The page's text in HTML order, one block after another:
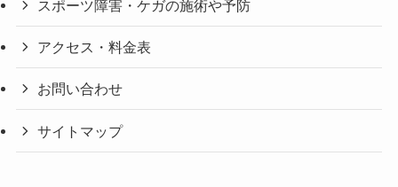
スポーツ障害・ケガの施術や予防
アクセス・料金表
お問い合わせ
サイトマップ